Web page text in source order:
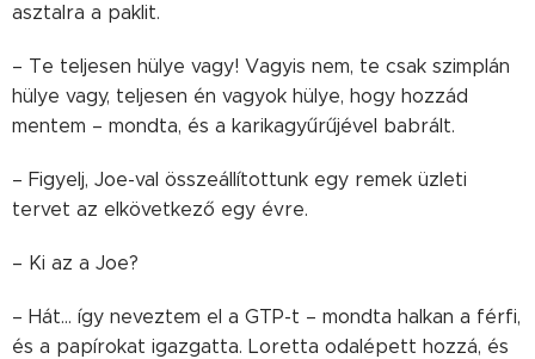
asztalra a paklit.
– Te teljesen hülye vagy! Vagyis nem, te csak szimplán
hülye vagy, teljesen én vagyok hülye, hogy hozzád
mentem – mondta, és a karikagyűrűjével babrált.
– Figyelj, Joe-val összeállítottunk egy remek üzleti
tervet az elkövetkező egy évre.
– Ki az a Joe?
– Hát… így neveztem el a GTP-t – mondta halkan a férfi,
és a papírokat igazgatta. Loretta odalépett hozzá, és